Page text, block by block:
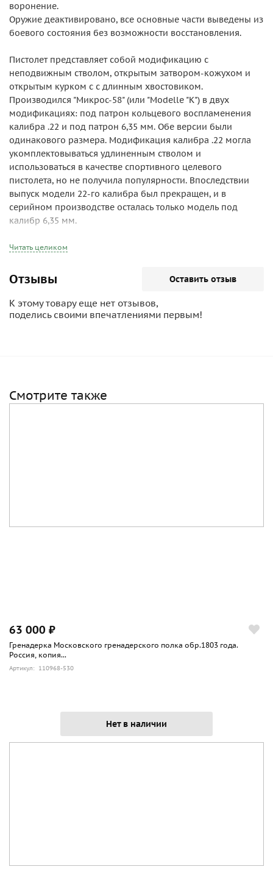
воронение.
Оружие деактивировано, все основные части выведены из
боевого состояния без возможности восстановления.
Пистолет представляет собой модификацию с
неподвижным стволом, открытым затвором-кожухом и
открытым курком с с длинным хвостовиком.
Производился "Микрос-58" (или "Modelle "K") в двух
модификациях: под патрон кольцевого воспламенения
калибра .22 и под патрон 6,35 мм. Обе версии были
одинакового размера. Модификация калибра .22 могла
укомплектовываться удлиненным стволом и
использоваться в качестве спортивного целевого
пистолета, но не получила популярности. Впоследствии
выпуск модели 22-го калибра был прекращен, и в
серийном производстве осталась только модель под
калибр 6,35 мм.
Читать целиком
Отзывы Оставить отзыв
К этому товару еще нет отзывов,
поделись своими впечатлениями первым!
Смотрите также
63 000 ₽
Гренадерка Московского гренадерского полка обр.1803 года.
Россия, копия...
Артикул: 110968-530
Нет в наличии